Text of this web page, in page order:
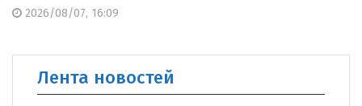
2026/08/07, 16:09
Лента новостей